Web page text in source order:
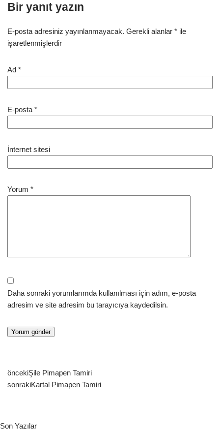
Bir yanıt yazın
E-posta adresiniz yayınlanmayacak. Gerekli alanlar * ile
işaretlenmişlerdir
Ad *
E-posta *
İnternet sitesi
Yorum *
Daha sonraki yorumlarımda kullanılması için adım, e-posta
adresim ve site adresim bu tarayıcıya kaydedilsin.
öncekiŞile Pimapen Tamiri
sonrakiKartal Pimapen Tamiri
Son Yazılar